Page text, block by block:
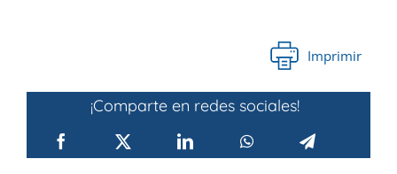
Imprimir
¡Comparte en redes sociales!